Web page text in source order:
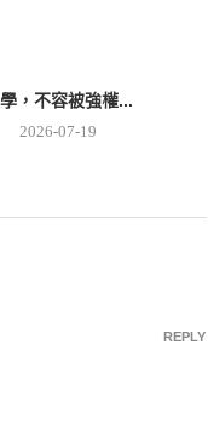
，不容被強權...
2026-07-19
REPLY